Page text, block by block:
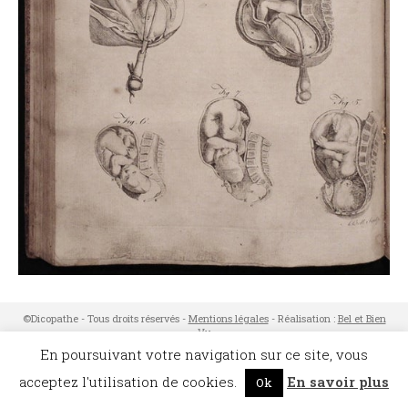
©Dicopathe - Tous droits réservés - Mentions légales- Réalisation : Bel et Bien
Vu
Restez à l'affût des actualités de Dicopathe -
Abonnez-vous !
En poursuivant votre navigation sur ce site, vous
acceptez l'utilisation de cookies.
Ok En savoir plus